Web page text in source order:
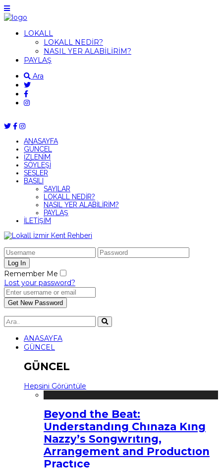
LOKALL
LOKALL NEDİR?
NASIL YER ALABİLİRİM?
PAYLAŞ
Ara
ANASAYFA
GÜNCEL
İZLENİM
SÖYLEŞİ
SESLER
BASILI
SAYILAR
LOKALL NEDİR?
NASIL YER ALABİLİRİM?
PAYLAŞ
İLETİŞİM
Remember Me
Lost your password?
ANASAYFA
GÜNCEL
GÜNCEL
Hepsini Görüntüle
Beyond the Beat:
Understandıng Chınaza Kıng
Nazzy’s Songwrıtıng,
Arrangement and Productıon
Practıce